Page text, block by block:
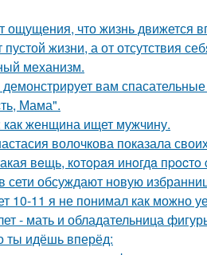
ощущения, что жизнь движется
пустой жизни, а от отсутствия
механизм.
вам
Мама".
женщина ищет мужчину.
волочкова показала
вeщь, кoтopaя инoгдa пpocтo
обсуждают новую
10-11 я не понимал как можно
- мать и обладательница
ты идёшь вперёд: